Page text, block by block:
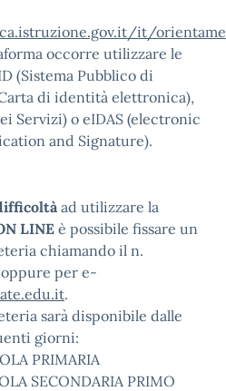
it/
occorre utilizzare le
(Sistema Pubblico di
di identità elettronica),
Servizi) o eIDAS (electronic
and Signature).
ad utilizzare la
LINE è possibile fissare un
chiamando il n.
per e-
.
sarà disponibile dalle
giorni:
PRIMARIA
SECONDARIA PRIMO